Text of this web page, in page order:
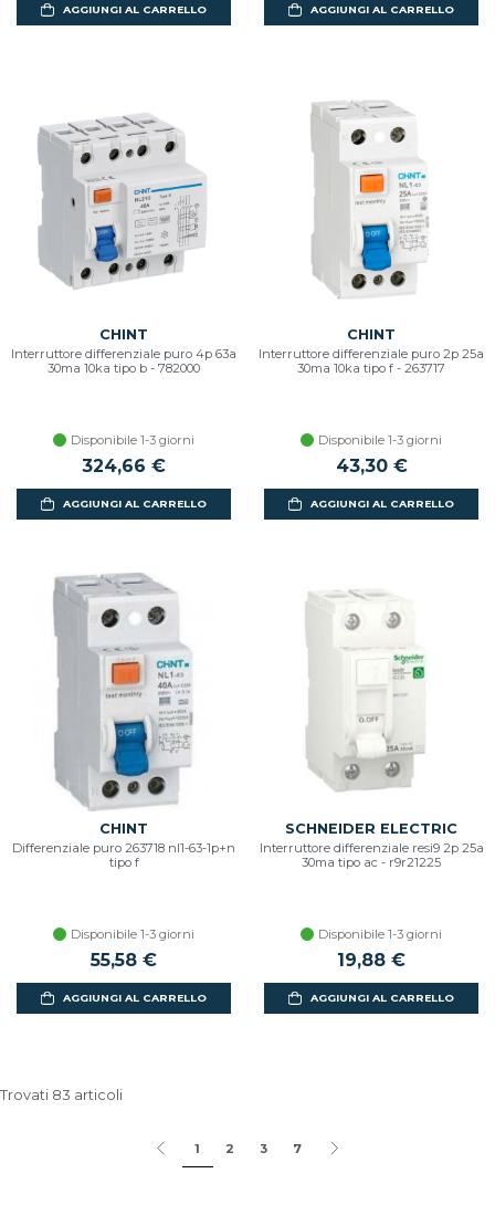
AGGIUNGI AL CARRELLO AGGIUNGI AL CARRELLO
CHINT
Interruttore differenziale puro 4p 63a
30ma 10ka tipo b - 782000
Disponibile 1-3 giorni
324,66 €
AGGIUNGI AL CARRELLO
CHINT
Interruttore differenziale puro 2p 25a
30ma 10ka tipo f - 263717
Disponibile 1-3 giorni
43,30 €
AGGIUNGI AL CARRELLO
CHINT
Differenziale puro 263718 nl1-63-1p+n
tipo f
Disponibile 1-3 giorni
55,58 €
AGGIUNGI AL CARRELLO
SCHNEIDER ELECTRIC
Interruttore differenziale resi9 2p 25a
30ma tipo ac - r9r21225
Disponibile 1-3 giorni
19,88 €
AGGIUNGI AL CARRELLO
Trovati 83 articoli
1 2 3 7